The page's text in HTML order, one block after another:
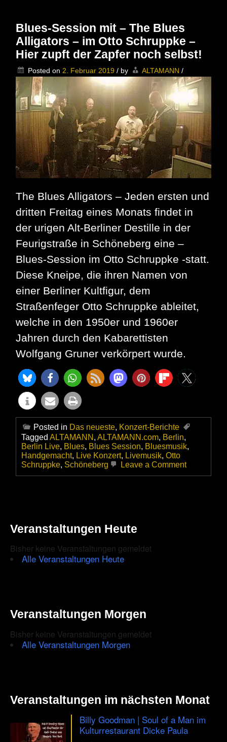
slavery
–
Bernd
Rinser
im
CrossingS
in
Spandau
Blues-Session mit – The Blues
Alligators – im Otto Schruppke –
Hier zupft der Zapfer noch selbst!
Posted on 2. Februar 2019 / by ALTAMANN /
The Blues Alligators – Jeden ersten und
dritten Freitag eines Monats findet in
der urigen Alt-Berliner Destille in der
Feurigstraße in Schöneberg eine –
Blues-Session im Otto Schruppke -statt.
Diese Kneipe, die ihren Namen von
einer Berliner Kultfigur, dem
Straßenfeger Otto Schruppke ableitet,
welche in den 1950er und 1960er
Jahren durch den Kabarettisten
Wolfgang Gruner verkörpert wurde.
Posted in Das neueste, Konzert-Berichte
Tagged ALTAMANN , ALTAMANN.com, Berlin,
Berlin Live, Blues, Blues Session, Bluesmusik,
Handgemacht, Live Konzert, Livemusik, Otto
Schruppke, Schöneberg Leave a Commenton
Veranstaltungen Heute
Bisher keine Veranstaltungen gemeldet
Alle Veranstaltungen Heute
Veranstaltungen Morgen
Bisher keine Veranstaltungen gemeldet
Alle Veranstaltungen Morgen
Veranstaltungen im nächsten Monat
Billy Goodman | Soul of a Man im
Kulturrestaurant Dicke Paula